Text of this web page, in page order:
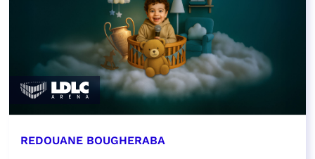
REDOUANE BOUGHERABA